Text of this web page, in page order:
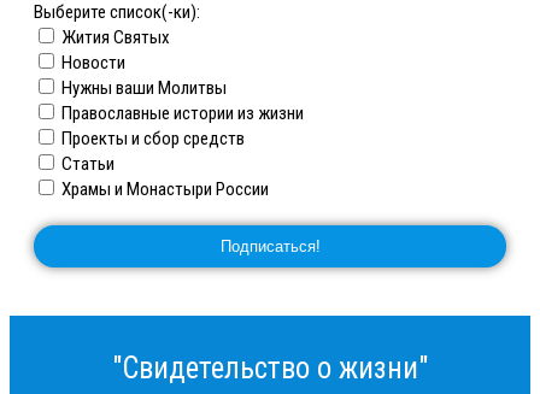
Выберите список(-ки):
Жития Святых
Новости
Нужны ваши Молитвы
Православные истории из жизни
Проекты и сбор средств
Статьи
Храмы и Монастыри России
"Свидетельство о жизни"